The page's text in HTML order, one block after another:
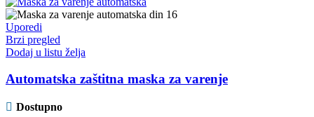
Uporedi
Brzi pregled
Dodaj u listu želja
Automatska zaštitna maska za varenje
Dostupno